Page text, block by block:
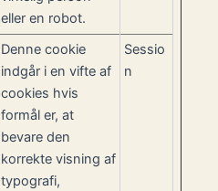
eller en robot.
Denne cookie
indgår i en vifte af
cookies hvis
formål er, at
bevare den
korrekte visning af
typografi,
Sessio
n